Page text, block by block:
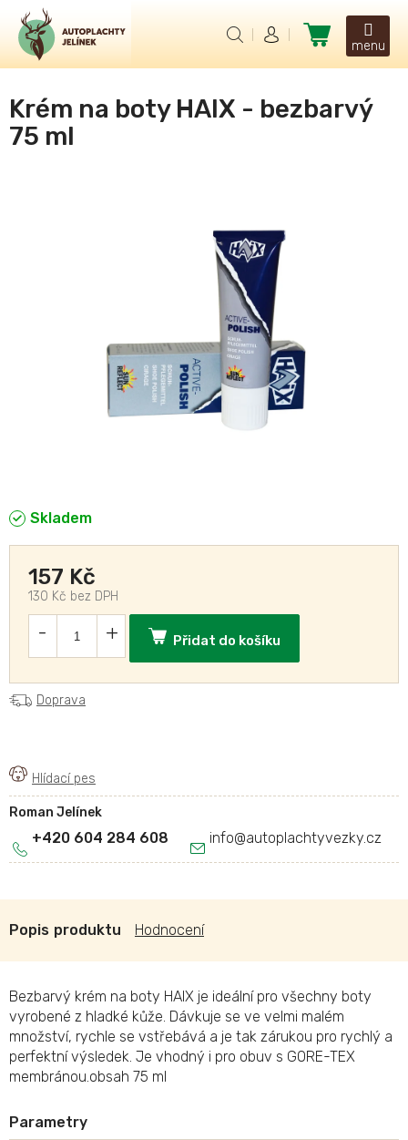
obsah
Nákupní
košík
Krém na boty HAIX - bezbarvý
75 ml
Skladem
157 Kč
130 Kč bez DPH
Přidat do košíku
Roman Jelínek
info@autoplachtyvezky.cz
+420 604 284 608
Doprava
Popis Hodnocení
Bezbarvý krém na boty HAIX je ideální pro všechny boty
vyrobené z hladké kůže. Dávkuje se ve velmi malém
množství, rychle se vstřebává a je tak zárukou pro rychlý a
perfektní výsledek. Je vhodný i pro obuv s GORE-TEX
membránou.obsah 75 ml